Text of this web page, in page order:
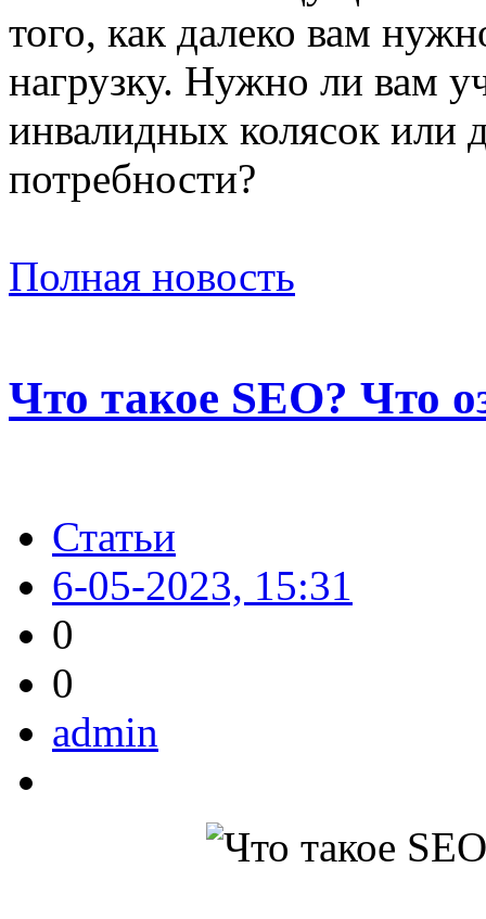
того, как далеко вам
нагрузку. Нужно ли вам
инвалидных колясок или
потребности?
Полная новость
Что такое SEO? Что
Статьи
6-05-2023, 15:31
0
0
admin